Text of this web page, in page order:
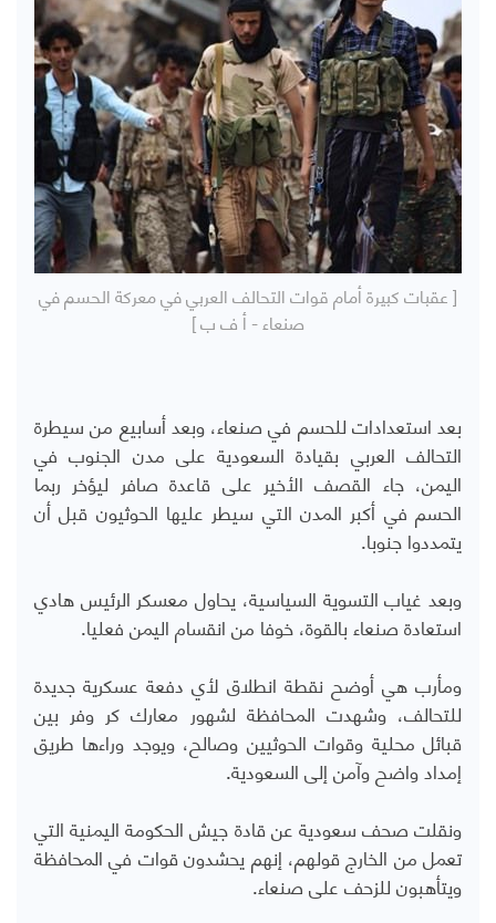
[ عقبات كبيرة أمام قوات التحالف العربي في معركة الحسم في
صنعاء - أ ف ب ]
بعد استعدادات للحسم في صنعاء، وبعد أسابيع من سيطرة
التحالف العربي بقيادة السعودية على مدن الجنوب في
اليمن، جاء القصف الأخير على قاعدة صافر ليؤخر ربما
الحسم في أكبر المدن التي سيطر عليها الحوثيون قبل أن
يتمددوا جنوبا.
وبعد غياب التسوية السياسية، يحاول معسكر الرئيس هادي
استعادة صنعاء بالقوة، خوفا من انقسام اليمن فعليا.
ومأرب هي أوضح نقطة انطلاق لأي دفعة عسكرية جديدة
للتحالف، وشهدت المحافظة لشهور معارك كر وفر بين
قبائل محلية وقوات الحوثيين وصالح، ويوجد وراءها طريق
إمداد واضح وآمن إلى السعودية.
ونقلت صحف سعودية عن قادة جيش الحكومة اليمنية التي
تعمل من الخارج قولهم، إنهم يحشدون قوات في المحافظة
ويتأهبون للزحف على صنعاء.